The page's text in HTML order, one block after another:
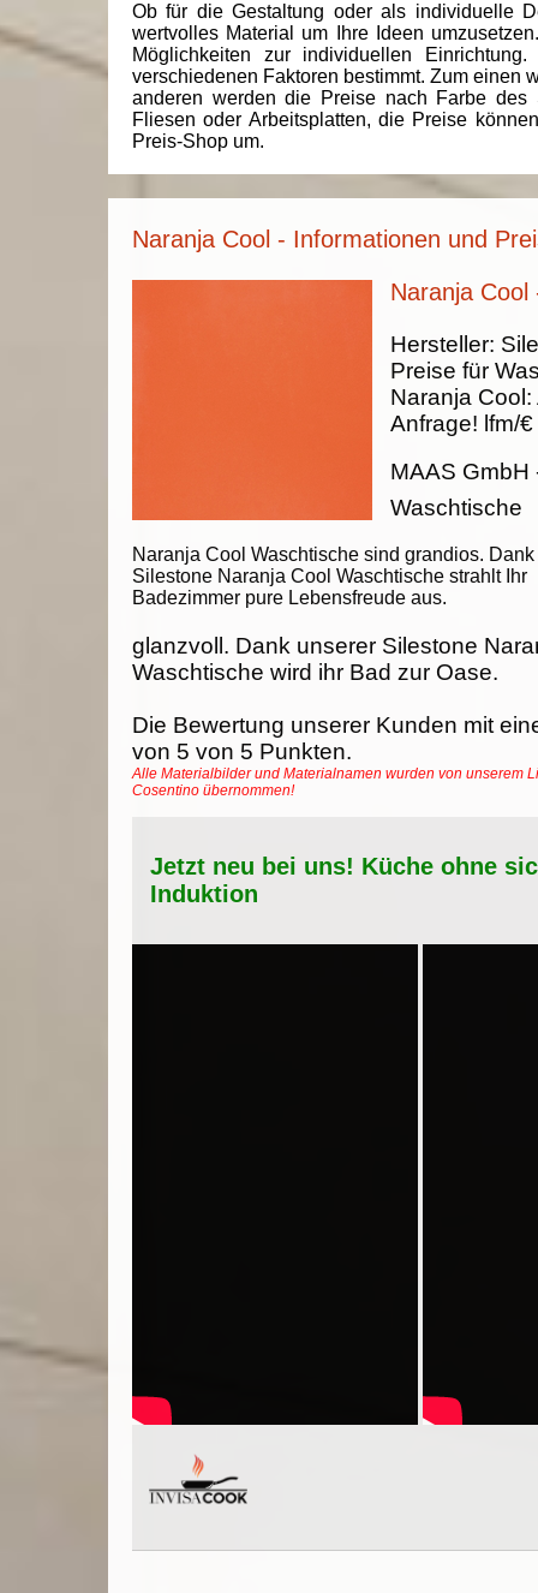
Ob für die Gestaltung oder als individuelle
wertvolles Material um Ihre Ideen
Möglichkeiten zur individuellen
verschiedenen Faktoren bestimmt. Zum einen
anderen werden die Preise nach Farbe des
Fliesen oder Arbeitsplatten, die Preise
Preis-Shop um.
Naranja Cool - Informationen und
Naranja Cool
Naranja Cool Waschtische sind grandios. Dank
Silestone Naranja Cool Waschtische strahlt Ihr
Badezimmer pure Lebensfreude aus.
Hersteller:
Preise für
Naranja Cool :
Anfrage! lfm/€
MAAS GmbH
Waschtische
glanzvoll. Dank unserer Silestone
Waschtische wird ihr Bad zur Oase.
Die Bewertung unserer Kunden mit
von 5 von 5 Punkten.
Alle Materialbilder und Materialnamen wurden von unserem
Cosentino übernommen!
Jetzt neu bei uns! Küche ohne
Induktion